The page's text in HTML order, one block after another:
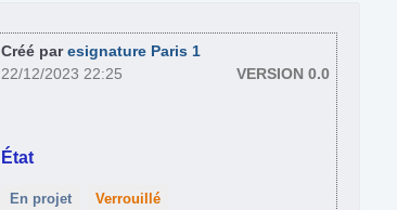
Créé paresignature Paris 1
22/12/2023 22:25
VERSION 0.0
État
En projet Verrouillé